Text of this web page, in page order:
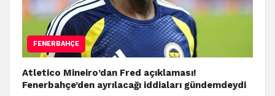
FENERBAHÇE
Atletico Mineiro’dan Fred açıklaması!
Fenerbahçe’den ayrılacağı iddiaları gündemdeydi